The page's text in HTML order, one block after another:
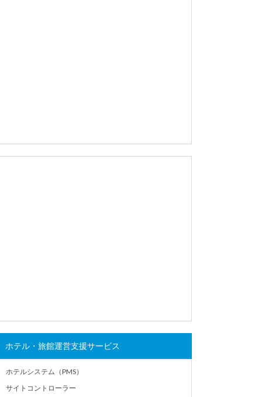
ホテル・旅館運営支援サービス
ホテルシステム（PMS）
サイトコントローラー